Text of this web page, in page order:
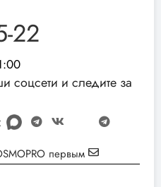
22
соцсети и следите за
первым